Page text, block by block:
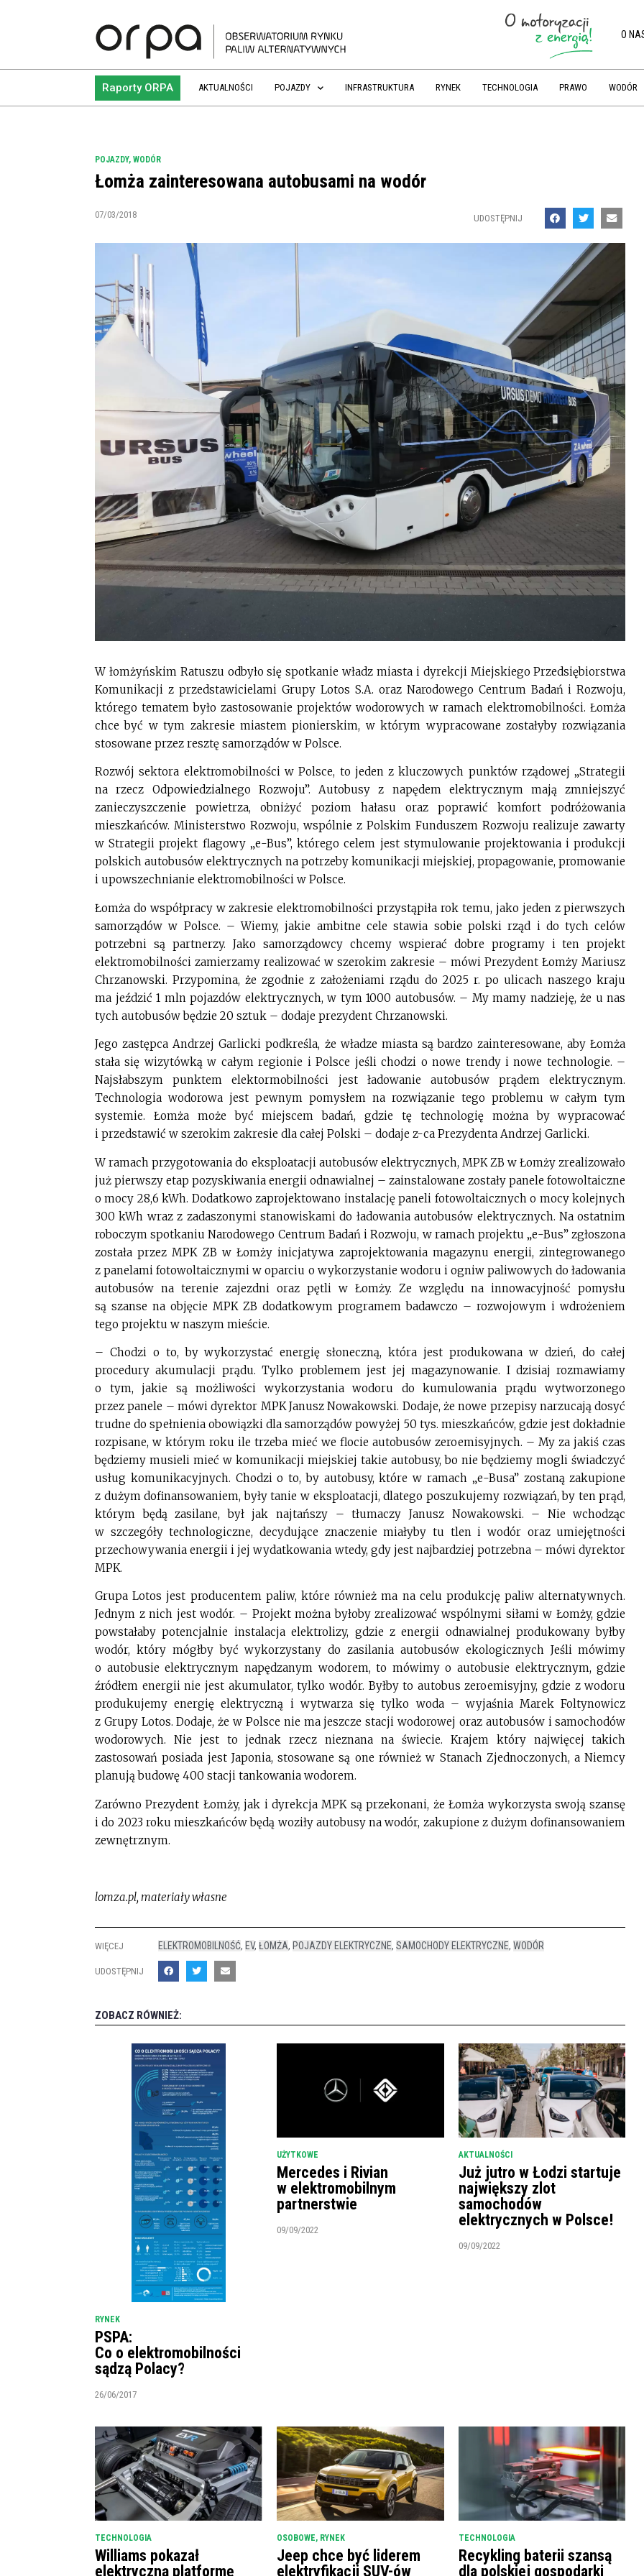
O
Raporty ORPA AKTUALNOŚCI POJAZDY INFRASTRUKTURA RYNEK TECHNOLOGIA PRAWO WODÓR
POJAZDY, WODÓR
Łomża zainteresowana autobusami na wodór
07/03/2018 UDOSTĘPNIJ
W łomżyńskim Ratuszu odbyło się spotkanie władz miasta i dyrekcji Miejskiego Przedsiębiorstwa
Komunikacji z przedstawicielami Grupy Lotos S.A. oraz Narodowego Centrum Badań i Rozwoju,
którego tematem było zastosowanie projektów wodorowych w ramach elektromobilności. Łomża
chce być w tym zakresie miastem pionierskim, w którym wypracowane zostałyby rozwiązania
stosowane przez resztę samorządów w Polsce.
Rozwój sektora elektromobilności w Polsce, to jeden z kluczowych punktów rządowej „Strategii
na rzecz Odpowiedzialnego Rozwoju”. Autobusy z napędem elektrycznym mają zmniejszyć
zanieczyszczenie powietrza, obniżyć poziom hałasu oraz poprawić komfort podróżowania
mieszkańców. Ministerstwo Rozwoju, wspólnie z Polskim Funduszem Rozwoju realizuje zawarty
w Strategii projekt flagowy „e-Bus”, którego celem jest stymulowanie projektowania i produkcji
polskich autobusów elektrycznych na potrzeby komunikacji miejskiej, propagowanie, promowanie
i upowszechnianie elektromobilności w Polsce.
Łomża do współpracy w zakresie elektromobilności przystąpiła rok temu, jako jeden z pierwszych
samorządów w Polsce. – Wiemy, jakie ambitne cele stawia sobie polski rząd i do tych celów
potrzebni są partnerzy. Jako samorządowcy chcemy wspierać dobre programy i ten projekt
elektromobilności zamierzamy realizować w szerokim zakresie – mówi Prezydent Łomży Mariusz
Chrzanowski. Przypomina, że zgodnie z założeniami rządu do 2025 r. po ulicach naszego kraju
ma jeździć 1 mln pojazdów elektrycznych, w tym 1000 autobusów. – My mamy nadzieję, że u nas
tych autobusów będzie 20 sztuk – dodaje prezydent Chrzanowski.
Jego zastępca Andrzej Garlicki podkreśla, że władze miasta są bardzo zainteresowane, aby Łomża
stała się wizytówką w całym regionie i Polsce jeśli chodzi o nowe trendy i nowe technologie. –
Najsłabszym punktem elektormobilności jest ładowanie autobusów prądem elektrycznym.
Technologia wodorowa jest pewnym pomysłem na rozwiązanie tego problemu w całym tym
systemie. Łomża może być miejscem badań, gdzie tę technologię można by wypracować
i przedstawić w szerokim zakresie dla całej Polski – dodaje z-ca Prezydenta Andrzej Garlicki.
W ramach przygotowania do eksploatacji autobusów elektrycznych, MPK ZB w Łomży zrealizowało
już pierwszy etap pozyskiwania energii odnawialnej – zainstalowane zostały panele fotowoltaiczne
o mocy 28,6 kWh. Dodatkowo zaprojektowano instalację paneli fotowoltaicznych o mocy kolejnych
300 kWh wraz z zadaszonymi stanowiskami do ładowania autobusów elektrycznych. Na ostatnim
roboczym spotkaniu Narodowego Centrum Badań i Rozwoju, w ramach projektu „e-Bus” zgłoszona
została przez MPK ZB w Łomży inicjatywa zaprojektowania magazynu energii, zintegrowanego
z panelami fotowoltaicznymi w oparciu o wykorzystanie wodoru i ogniw paliwowych do ładowania
autobusów na terenie zajezdni oraz pętli w Łomży. Ze względu na innowacyjność pomysłu
są szanse na objęcie MPK ZB dodatkowym programem badawczo – rozwojowym i wdrożeniem
tego projektu w naszym mieście.
– Chodzi o to, by wykorzystać energię słoneczną, która jest produkowana w dzień, do całej
procedury akumulacji prądu. Tylko problemem jest jej magazynowanie. I dzisiaj rozmawiamy
o tym, jakie są możliwości wykorzystania wodoru do kumulowania prądu wytworzonego
przez panele – mówi dyrektor MPK Janusz Nowakowski. Dodaje, że nowe przepisy narzucają dosyć
trudne do spełnienia obowiązki dla samorządów powyżej 50 tys. mieszkańców, gdzie jest dokładnie
rozpisane, w którym roku ile trzeba mieć we flocie autobusów zeroemisyjnych. – My za jakiś czas
będziemy musieli mieć w komunikacji miejskiej takie autobusy, bo nie będziemy mogli świadczyć
usług komunikacyjnych. Chodzi o to, by autobusy, które w ramach „e-Busa” zostaną zakupione
z dużym dofinansowaniem, były tanie w eksploatacji, dlatego poszukujemy rozwiązań, by ten prąd,
którym będą zasilane, był jak najtańszy – tłumaczy Janusz Nowakowski. – Nie wchodząc
w szczegóły technologiczne, decydujące znaczenie miałyby tu tlen i wodór oraz umiejętności
przechowywania energii i jej wydatkowania wtedy, gdy jest najbardziej potrzebna – mówi dyrektor
MPK.
Grupa Lotos jest producentem paliw, które również ma na celu produkcję paliw alternatywnych.
Jednym z nich jest wodór. – Projekt można byłoby zrealizować wspólnymi siłami w Łomży, gdzie
powstałaby potencjalnie instalacja elektrolizy, gdzie z energii odnawialnej produkowany byłby
wodór, który mógłby być wykorzystany do zasilania autobusów ekologicznych Jeśli mówimy
o autobusie elektrycznym napędzanym wodorem, to mówimy o autobusie elektrycznym, gdzie
źródłem energii nie jest akumulator, tylko wodór. Byłby to autobus zeroemisyjny, gdzie z wodoru
produkujemy energię elektryczną i wytwarza się tylko woda – wyjaśnia Marek Foltynowicz
z Grupy Lotos. Dodaje, że w Polsce nie ma jeszcze stacji wodorowej oraz autobusów i samochodów
wodorowych. Nie jest to jednak rzecz nieznana na świecie. Krajem który najwięcej takich
zastosowań posiada jest Japonia, stosowane są one również w Stanach Zjednoczonych, a Niemcy
planują budowę 400 stacji tankowania wodorem.
Zarówno Prezydent Łomży, jak i dyrekcja MPK są przekonani, że Łomża wykorzysta swoją szansę
i do 2023 roku mieszkańców będą woziły autobusy na wodór, zakupione z dużym dofinansowaniem
zewnętrznym.
lomza.pl, materiały własne
WIĘCEJ ELEKTROMOBILNOŚĆ, EV, ŁOMŻA, POJAZDY ELEKTRYCZNE, SAMOCHODY ELEKTRYCZNE, WODÓR
UDOSTĘPNIJ
ZOBACZ RÓWNIEŻ:
RYNEK
PSPA:
Co o elektromobilności
sądzą Polacy?
26/06/2017
UŻYTKOWE
Mercedes i Rivian
w elektromobilnym
partnerstwie
09/09/2022
AKTUALNOŚCI
Już jutro w Łodzi startuje
największy zlot
samochodów
elektrycznych w Polsce!
09/09/2022
TECHNOLOGIA
Williams pokazał
elektryczną platformę
OSOBOWE, RYNEK
Jeep chce być liderem
elektryfikacji SUV-ów
TECHNOLOGIA
Recykling baterii szansą
dla polskiej gospodarki